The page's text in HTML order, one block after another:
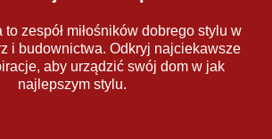
zespół miłośników dobrego stylu w
i budownictwa. Odkryj najciekawsze
aby urządzić swój dom w jak
najlepszym stylu.